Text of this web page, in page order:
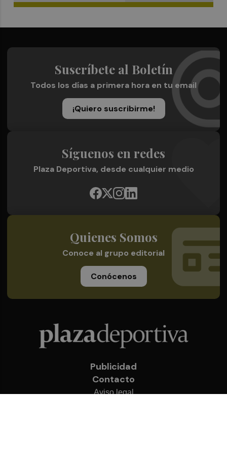
Suscríbete al Boletín
Todos los días a primera hora en tu email
¡Quiero suscribirme!
Síguenos en redes
Plaza Deportiva, desde cualquier medio
Quienes Somos
Conoce al grupo editorial
Conócenos
Publicidad
Contacto
Aviso legal